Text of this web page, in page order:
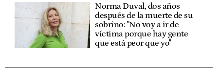
Norma Duval, dos años
después de la muerte de su
sobrino: "No voy a ir de
víctima porque hay gente
que está peor que yo"